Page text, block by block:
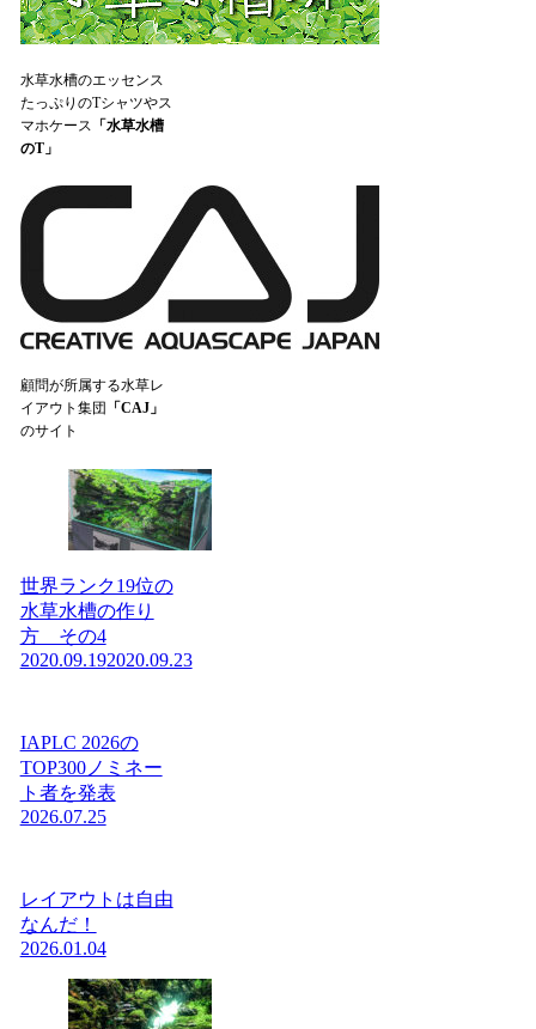
水草水槽のエッセンス
たっぷりのTシャツやス
マホケース 「水草水槽
のT」
顧問が所属する水草レ
イアウト集団
「CAJ」
のサイト
世界ランク19位の
水草水槽の作り
方 その4
2020.09.192020.09.23
IAPLC 2026の
TOP300ノミネー
ト者を発表
2026.07.25
レイアウトは自由
なんだ！
2026.01.04